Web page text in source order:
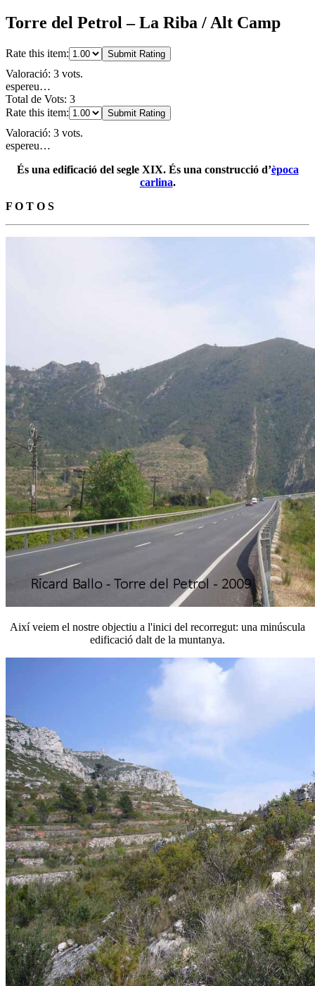
Torre del Petrol – La Riba / Alt Camp
Rate this item: Submit Rating
Valoració: 3 vots.
espereu…
Total de Vots: 3
Rate this item:
Submit Rating
Valoració: 3 vots.
espereu…
És una edificació del segle XIX. És una construcció d’època
carlina.
F O T O S
Així veiem el nostre objectiu a l'inici del recorregut: una minúscula
edificació dalt de la muntanya.